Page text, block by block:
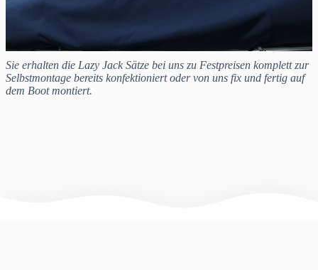
Sie erhalten die Lazy Jack Sätze bei uns zu Festpreisen komplett zur
Selbstmontage bereits konfektioniert oder von uns fix und fertig auf
dem Boot montiert.